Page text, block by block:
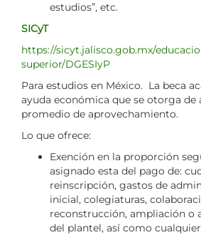
estudios”, etc.
SICyT
https://sicyt.jalisco.gob.mx/
superior/DGESIyP
Para estudios en México. La beca
ayuda económica que se otorga de
promedio de aprovechamiento.
Lo que ofrece:
Exención en la proporción
asignado esta del pago de:
reinscripción, gastos de
inicial, colegiaturas,
reconstrucción, ampliación o
del plantel, así como